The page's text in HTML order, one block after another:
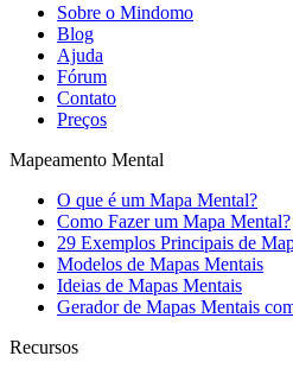
Sobre o Mindomo
Blog
Ajuda
Fórum
Contato
Preços
Mapeamento Mental
O que é um Mapa Mental?
Como Fazer um Mapa Mental?
29 Exemplos Principais de
Modelos de Mapas Mentais
Ideias de Mapas Mentais
Gerador de Mapas Mentais
Recursos